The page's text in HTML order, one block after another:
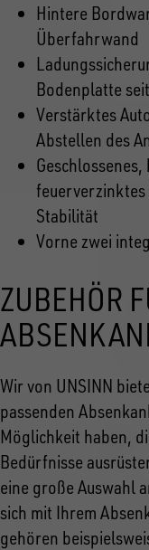
Hintere
Überfahrwand
Bodenplatte
Verstärktes
Abstellen des
Stabilität
Vorne zwei
ZUBEHÖR
Wir von UNSINN
passenden
Möglichkeit haben,
Bedürfnisse
eine große Auswahl
sich mit Ihrem
gehören